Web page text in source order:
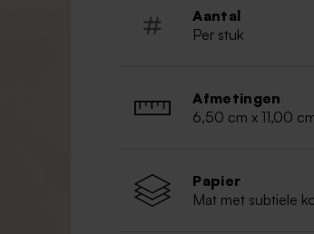
Aantal
Per stuk
Afmetingen
6,50 cm x 11,00
Papier
Mat met subtiele